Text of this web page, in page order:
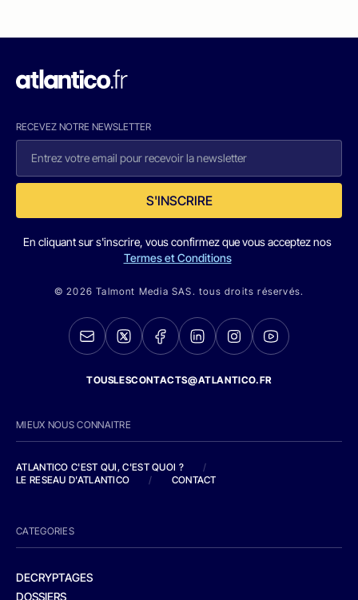
RECEVEZ NOTRE NEWSLETTER
S'INSCRIRE
En cliquant sur s'inscrire, vous confirmez que vous acceptez nos
Termes et Conditions
© 2026 Talmont Media SAS. tous droits réservés.
TOUSLESCONTACTS@ATLANTICO.FR
MIEUX NOUS CONNAITRE
ATLANTICO C'EST QUI, C'EST QUOI ?
/
LE RESEAU D'ATLANTICO
/ CONTACT
CATEGORIES
DECRYPTAGES
DOSSIERS